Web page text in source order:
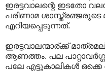
ഇരട്ടവാലന്റെ ഇടതോ
പരിണാമ
എറിയപ്പെടുന്നത്.
ഇരട്ടവാലന്മാര്ക്ക്
ആണത്തം. പല
പലേ എട്ടുകാലികള്‍